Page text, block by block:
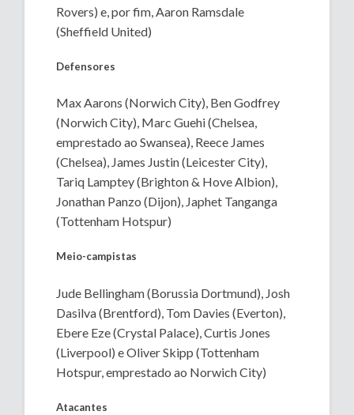
Rovers) e, por fim, Aaron Ramsdale
(Sheffield United)
Defensores
Max Aarons (Norwich City), Ben Godfrey
(Norwich City), Marc Guehi (Chelsea,
emprestado ao Swansea), Reece James
(Chelsea), James Justin (Leicester City),
Tariq Lamptey (Brighton & Hove Albion),
Jonathan Panzo (Dijon), Japhet Tanganga
(Tottenham Hotspur)
Meio-campistas
Jude Bellingham (Borussia Dortmund), Josh
Dasilva (Brentford), Tom Davies (Everton),
Ebere Eze (Crystal Palace), Curtis Jones
(Liverpool) e Oliver Skipp (Tottenham
Hotspur, emprestado ao Norwich City)
Atacantes